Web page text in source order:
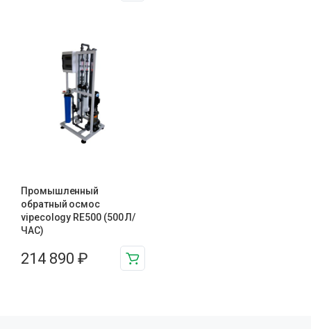
Промышленный
обратный осмос
vipecology RE500 (500 Л/
ЧАС)
214 890 ₽